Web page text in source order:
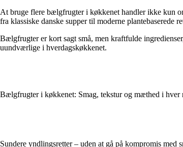
At bruge flere bælgfrugter i køkkenet handler ikke kun
fra klassiske danske supper til moderne plantebaserede
Bælgfrugter er kort sagt små, men kraftfulde
uundværlige i hverdagskøkkenet.
Bælgfrugter i køkkenet: Smag, tekstur og mæthed i hver
Sundere yndlingsretter – uden at gå på kompromis med